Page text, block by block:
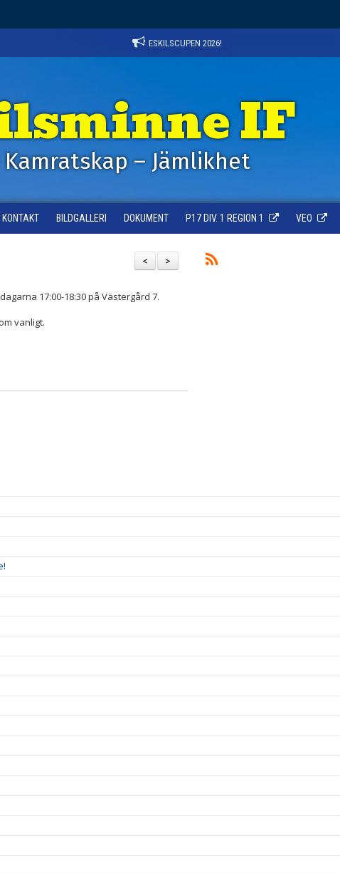
ESKILSCUPEN 2026!
IF
– Jämlikhet
KONTAKT BILDGALLERI DOKUMENT P17 DIV. 1 REGION 1 VEO
>
<
17:00-18:30 på Västergård 7.
vanligt.